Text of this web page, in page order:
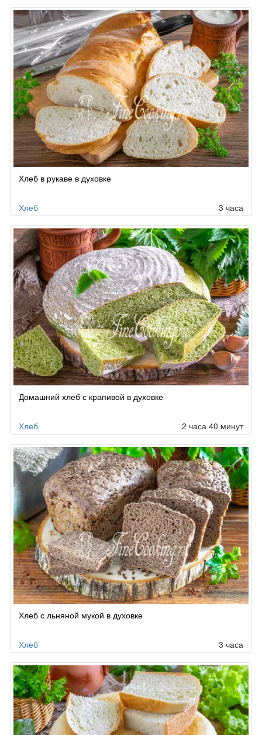
Хлеб в рукаве в духовке
Хлеб 3 часа
Домашний хлеб с крапивой в духовке
Хлеб 2 часа 40 минут
Хлеб с льняной мукой в духовке
Хлеб 3 часа